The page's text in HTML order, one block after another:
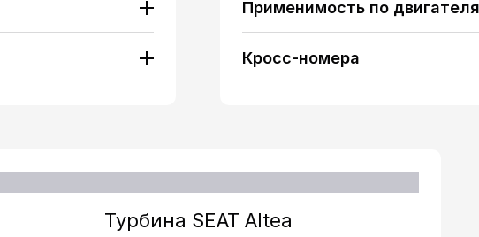
4 Zyl. / [BWA]) 200
(1984ccm / 4 Zyl. /
Применимость по
SEAT ALTEA (5P1) 1.8 TFSI
[BYT/BZB/CDAA]) 160 H/P
Кросс-номера
Турбина SEAT Altea